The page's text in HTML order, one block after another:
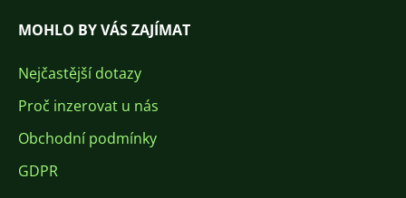
MOHLO BY VÁS ZAJÍMAT
Nejčastější dotazy
Proč inzerovat u nás
Obchodní podmínky
GDPR